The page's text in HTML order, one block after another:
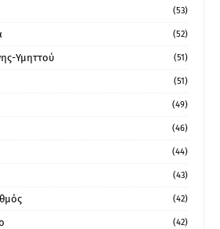
(53)
(52)
Υμηττού (51)
(51)
(49)
(46)
(44)
(43)
(42)
(42)